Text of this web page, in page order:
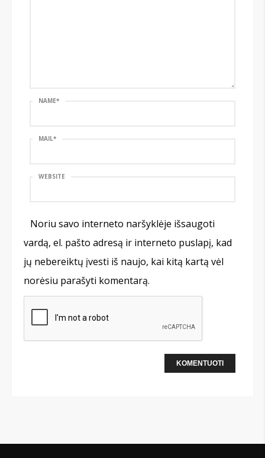
NAME*
MAIL*
WEBSITE
Noriu savo interneto naršyklėje išsaugoti
vardą, el. pašto adresą ir interneto puslapį, kad
jų nebereiktų įvesti iš naujo, kai kitą kartą vėl
norėsiu parašyti komentarą.